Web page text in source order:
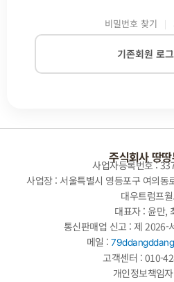
비밀번호 찾기
기존회원 로
로그인
주식회사 땅
사업자등록번호 :
사업장 : 서울특별시 영등포구 여의
대우트럼프
대표자 : 윤만,
통신판매업 신고 : 제 2026-
메일 :
고객센터 : 010-
개인정보책임